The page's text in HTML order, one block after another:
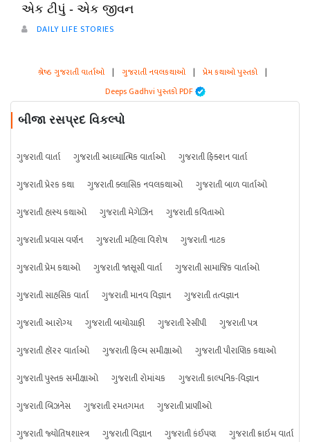
એક ટીપું - એક જીવન
DAILY LIFE STORIES
શ્રેષ્ઠ ગુજરાતી વાર્તાઓ | ગુજરાતી નવલકથાઓ | પ્રેમ કથાઓ પુસ્તકો |
Deeps Gadhvi પુસ્તકો PDF
બીજા રસપ્રદ વિકલ્પો
ગુજરાતી વાર્તા ગુજરાતી આધ્યાત્મિક વાર્તાઓ
ગુજરાતી ફિક્શન વાર્તા
ગુજરાતી પ્રેરક કથા
ગુજરાતી ક્લાસિક નવલકથાઓ
ગુજરાતી બાળ વાર્તાઓ
ગુજરાતી હાસ્ય કથાઓ
ગુજરાતી મેગેઝિન
ગુજરાતી કવિતાઓ
ગુજરાતી પ્રવાસ વર્ણન
ગુજરાતી મહિલા વિશેષ
ગુજરાતી નાટક
ગુજરાતી પ્રેમ કથાઓ
ગુજરાતી જાસૂસી વાર્તા
ગુજરાતી સામાજિક વાર્તાઓ
ગુજરાતી સાહસિક વાર્તા
ગુજરાતી માનવ વિજ્ઞાન
ગુજરાતી તત્વજ્ઞાન
ગુજરાતી આરોગ્ય
ગુજરાતી બાયોગ્રાફી ગુજરાતી રેસીપી
ગુજરાતી પત્ર
ગુજરાતી હૉરર વાર્તાઓ
ગુજરાતી ફિલ્મ સમીક્ષાઓ
ગુજરાતી પૌરાણિક કથાઓ
ગુજરાતી પુસ્તક સમીક્ષાઓ
ગુજરાતી રોમાંચક
ગુજરાતી કાલ્પનિક-વિજ્ઞાન
ગુજરાતી બિઝનેસ
ગુજરાતી રમતગમત
ગુજરાતી પ્રાણીઓ
ગુજરાતી જ્યોતિષશાસ્ત્ર
ગુજરાતી વિજ્ઞાન ગુજરાતી કંઈપણ ગુજરાતી ક્રાઇમ વાર્તા